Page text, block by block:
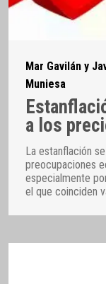
Mar Gavilán y
Muniesa
a los
La estanflación
preocupaciones
especialmente
el que coinciden